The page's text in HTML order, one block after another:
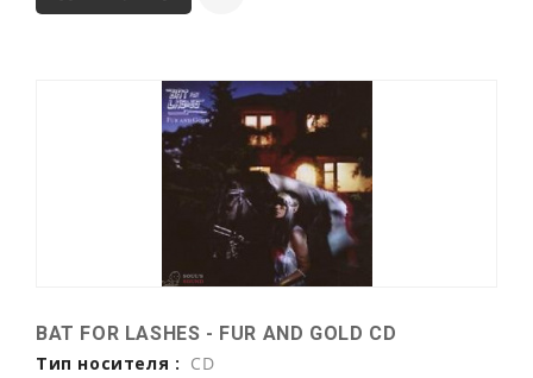
BAT FOR LASHES - FUR AND GOLD CD
Тип носителя : CD